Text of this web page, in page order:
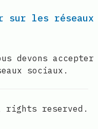
sur les réseaux
devons accepter
sociaux.
Twitter
rights reserved.